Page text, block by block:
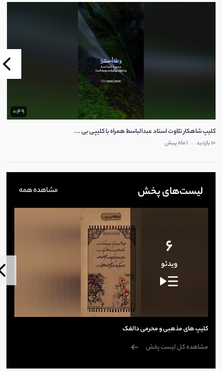
0:49
کلیپ شاهکار تلاوت استاد عبدالباسط همراه با کلیپی بی ...
10 بازدید . 1 ماه پیش
لیست‌های پخش مشاهده همه
6
ویدئو
کلیپ های مذهبی و محرمی دالفک
مشاهده کل لیست پخش